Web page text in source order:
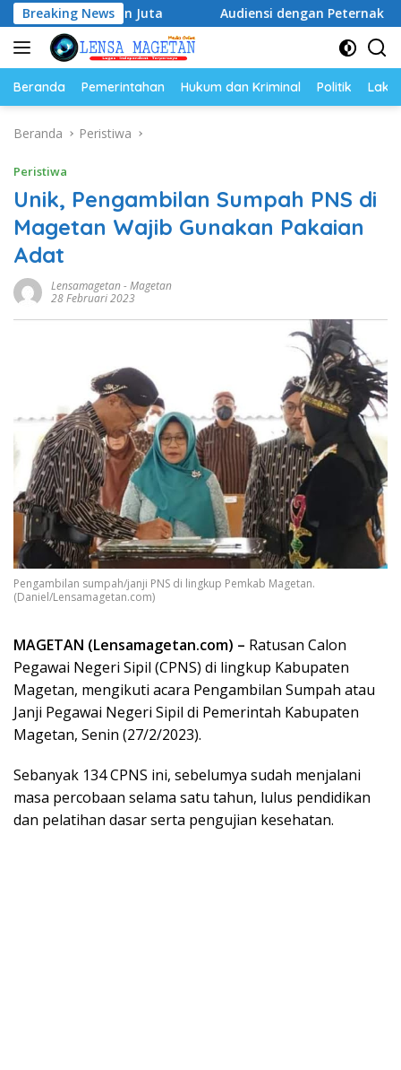
Langsung
ke
konten
Breaking News
Juta Audiensi dengan Peternak Petelur
Beranda Pemerintahan Hukum dan Kriminal Politik
Beranda Peristiwa
Peristiwa
Unik, Pengambilan Sumpah PNS di
Magetan Wajib Gunakan Pakaian
Adat
Lensamagetan-Magetan
28 Februari 2023
Pengambilan sumpah/janji PNS di lingkup Pemkab Magetan.
(Daniel/Lensamagetan.com)
MAGETAN (Lensamagetan.com) – Ratusan Calon
Pegawai Negeri Sipil (CPNS) di lingkup Kabupaten
Magetan, mengikuti acara Pengambilan Sumpah atau
Janji Pegawai Negeri Sipil di Pemerintah Kabupaten
Magetan, Senin (27/2/2023).
Sebanyak 134 CPNS ini, sebelumya sudah menjalani
masa percobaan selama satu tahun, lulus pendidikan
dan pelatihan dasar serta pengujian kesehatan.